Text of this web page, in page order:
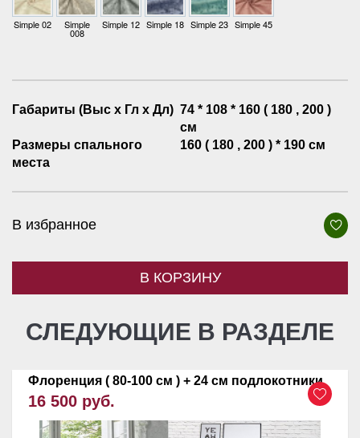
Simple 02 Simple
008
Simple 12 Simple 18 Simple 23 Simple 45
Габариты (Выс х Гл х Дл) 74 * 108 * 160 ( 180 , 200 )
см
Размеры спального
места
160 ( 180 , 200 ) * 190 см
В избранное
В КОРЗИНУ
СЛЕДУЮЩИЕ В РАЗДЕЛЕ
Флоренция ( 80-100 см ) + 24 см подлокотники
16 500 руб.